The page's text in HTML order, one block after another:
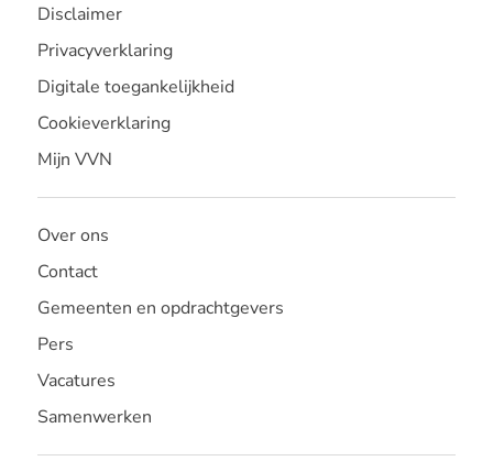
Disclaimer
Privacyverklaring
Digitale toegankelijkheid
Cookieverklaring
Mijn VVN
Over ons
Contact
Gemeenten en opdrachtgevers
Pers
Vacatures
Samenwerken